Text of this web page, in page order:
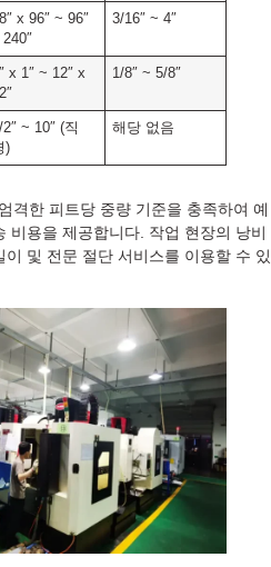
x 96″ ~ 96″
3/16″ ~ 4″
x 1″ ~ 12″ x
1/8″ ~ 5/8″
2″ ~ 10″ (직
)
해당 없음
격한 피트당 중량 기준을 충족하여 예
비용을 제공합니다. 작업 현장의 낭비
및 전문 절단 서비스를 이용할 수 있